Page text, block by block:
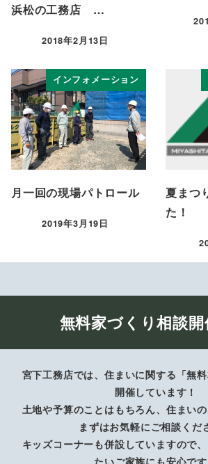
浜松の工務店 …
投稿日
2018年2月13日
投
インフォメーション
月一回の現場パトロール
投稿日
2019年3月19日
夏まつ
た！
無料家づくり相談開
宮下工務店では、住まいに関する「無
開催しています！
土地や予算のことはもちろん、住まいの
まずはお気軽にご相談くだ
キッズコーナーも併設していますので